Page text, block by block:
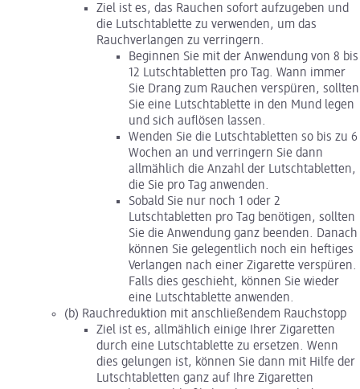
Ziel ist es, das Rauchen sofort aufzugeben und
die Lutschtablette zu verwenden, um das
Rauchverlangen zu verringern.
Beginnen Sie mit der Anwendung von 8 bis
12 Lutschtabletten pro Tag. Wann immer
Sie Drang zum Rauchen verspüren, sollten
Sie eine Lutschtablette in den Mund legen
und sich auflösen lassen.
Wenden Sie die Lutschtabletten so bis zu 6
Wochen an und verringern Sie dann
allmählich die Anzahl der Lutschtabletten,
die Sie pro Tag anwenden.
Sobald Sie nur noch 1 oder 2
Lutschtabletten pro Tag benötigen, sollten
Sie die Anwendung ganz beenden. Danach
können Sie gelegentlich noch ein heftiges
Verlangen nach einer Zigarette verspüren.
Falls dies geschieht, können Sie wieder
eine Lutschtablette anwenden.
(b) Rauchreduktion mit anschließendem Rauchstopp
Ziel ist es, allmählich einige Ihrer Zigaretten
durch eine Lutschtablette zu ersetzen. Wenn
dies gelungen ist, können Sie dann mit Hilfe der
Lutschtabletten ganz auf Ihre Zigaretten